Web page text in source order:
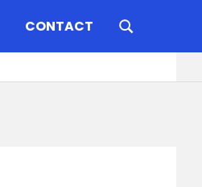
CONTACT